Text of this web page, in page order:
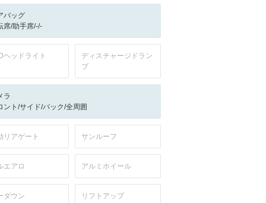
バッグ
席/助手席/-/-
ヘッドライト
ディスチャージドラン
プ
ラ
ント/サイド/バック/全周囲
リアゲート サンルーフ
エアロ アルミホイール
ダウン リフトアップ